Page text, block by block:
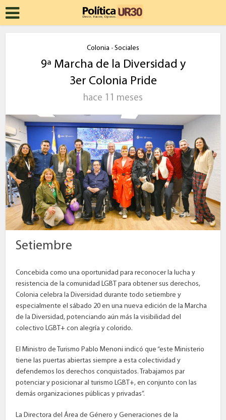
Colonia • Sociales
9ª Marcha de la Diversidad y
3er Colonia Pride
hace 11 meses
Setiembre
Concebida como una oportunidad para reconocer la lucha y
resistencia de la comunidad LGBT para obtener sus derechos,
Colonia celebra la Diversidad durante todo setiembre y
especialmente el sábado 20 en una nueva edición de la Marcha
de la Diversidad, potenciando aún más la visibilidad del
colectivo LGBT+ con alegría y colorido.
El Ministro de Turismo Pablo Menoni indicó que “este Ministerio
tiene las puertas abiertas siempre a esta colectividad y
defendemos los derechos conquistados. Trabajamos par
potenciar y posicionar al turismo LGBT+, en conjunto con las
demás organizaciones públicas y privadas”.
La Directora del Área de Género y Generaciones de la